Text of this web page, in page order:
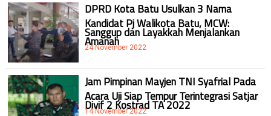
DPRD Kota Batu Usulkan 3 Nama
Kandidat Pj Walikota Batu, MCW:
Sanggup dan Layakkah Menjalankan
Amanah
24 November 2022
Jam Pimpinan Mayjen TNI Syafrial Pada
Acara Uji Siap Tempur Terintegrasi Satjar
Divif 2 Kostrad TA 2022
14 November 2022